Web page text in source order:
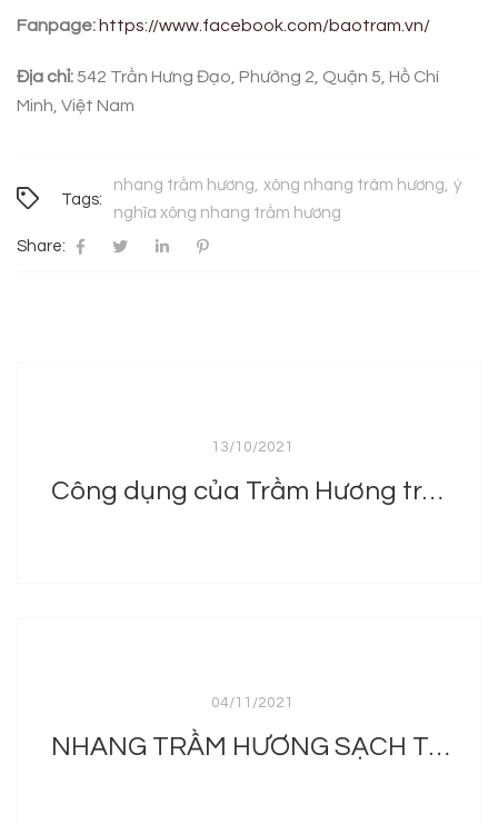
Fanpage: https://www.facebook.com/baotram.vn/
Địa chỉ: 542 Trần Hưng Đạo, Phường 2, Quận 5, Hồ Chí
Minh, Việt Nam
Tags:
nhang trầm hương xông nhang trâm hương ý
nghĩa xông nhang trầm hương
Share:
13/10/2021
Công dụng của Trầm Hương trong Phong Thủy
04/11/2021
NHANG TRẦM HƯƠNG SẠCH TẠI BẢO TRẦM